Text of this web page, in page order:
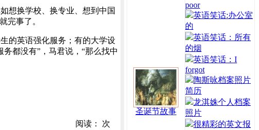
想换学校、换专业、想到中国
完事了。
的英语强化服务；有的大学设
都没有”，马君说，“那么找中
阅读： 次
圣诞节故事
poor
英语笑话:办公室
的
英语笑话：所有
的烟
英语笑话：I
forgot
陶斯咏档案照片
简历
龙淇姝个人档案
照片
很精彩的英文报